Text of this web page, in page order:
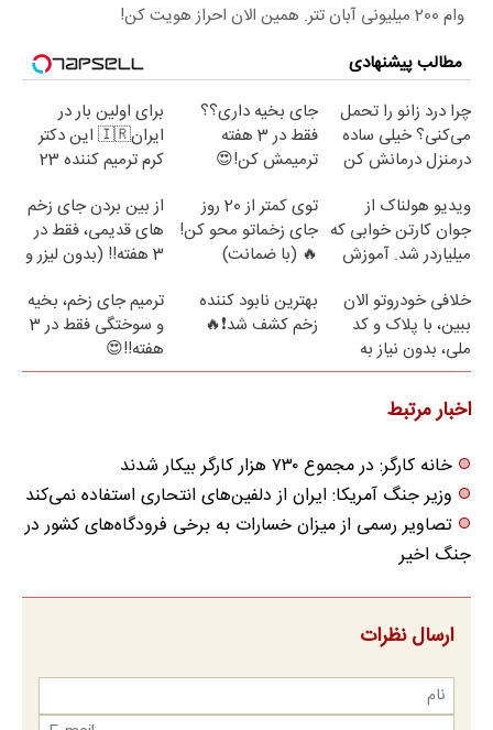
وام 200 میلیونی آبان تتر. همین الان احراز هویت کن!
مطالب پیشنهادی
چرا درد زانو را تحمل
می‌کنی؟ خیلی ساده
درمنزل درمانش کن
جای بخیه داری؟؟
فقط در 3 هفته
ترمیمش کن!😍
برای اولین بار در
ایران🇮🇷 این دکتر
کرم ترمیم کننده 23
ویدیو هولناک از
جوان کارتن خوابی که
میلیاردر شد. آموزش
توی کمتر از 20 روز
جای زخماتو محو کن!
🔥 (با ضمانت)
از بین بردن جای زخم
های قدیمی، فقط در
3 هفته!! (بدون لیزر و
خلافی خودروتو الان
ببین، با پلاک و کد
ملی، بدون نیاز به
مراجعه حضوری
بهترین نابود کننده
زخم کشف شد❗🔥
ترمیم جای زخم، بخیه
و سوختگی فقط در 3
هفته!!😍
اخبار مرتبط
خانه کارگر: در مجموع ۷۳۰ هزار کارگر بیکار شدند
وزیر جنگ آمریکا: ایران از دلفین‌های انتحاری استفاده نمی‌کند
تصاویر رسمی از میزان خسارات به برخی فرودگاه‌های کشور در
جنگ اخیر
ارسال نظرات